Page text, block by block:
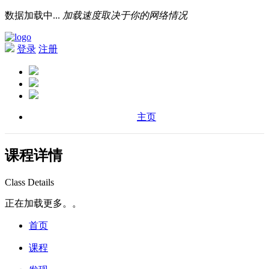
数据加载中... 加载速度取决于你的网络情况
登录 注册
主页
课程详情
Class Details
正在加载更多。。
首页
课程